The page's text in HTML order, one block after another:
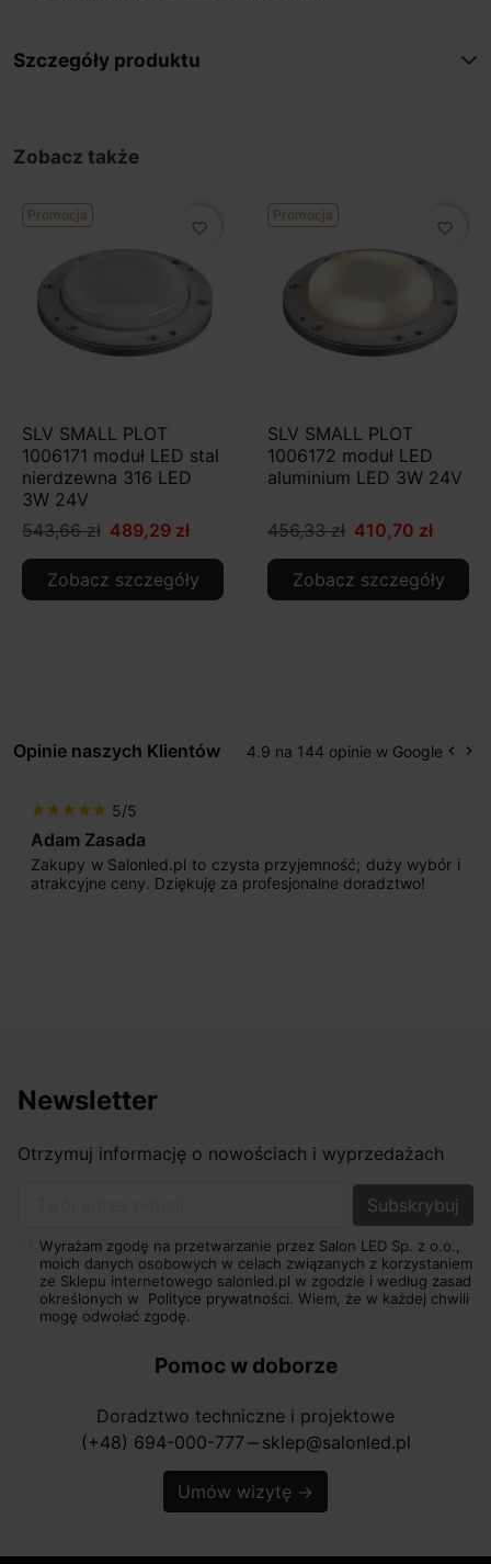
Szczegóły produktu
Zobacz także
Promocja
favorite_border
SLV SMALL PLOT
1006171 moduł LED stal
nierdzewna 316 LED
3W 24V
543,66 zł 489,29 zł
Zobacz szczegóły
Promocja
favorite_border
SLV SMALL PLOT
1006172 moduł LED
aluminium LED 3W 24V
456,33 zł 410,70 zł
Zobacz szczegóły
Opinie naszych Klientów 4.9 na 144 opinie w Google keyboard_arrow_left keyboard_arrow_right
star star star star star 5/5
Adam Zasada
Zakupy w Salonled.pl to czysta przyjemność; duży wybór i
atrakcyjne ceny. Dziękuję za profesjonalne doradztwo!
Newsletter
Otrzymuj informację o nowościach i wyprzedażach
Wyrażam zgodę na przetwarzanie przez Salon LED Sp. z o.o.,
moich danych osobowych w celach związanych z korzystaniem
ze Sklepu internetowego salonled.pl w zgodzie i według zasad
określonych w Polityce prywatności. Wiem, że w każdej chwili
mogę odwołać zgodę.
Pomoc w doborze
Doradztwo techniczne i projektowe
(+48) 694-000-777 horizontal_rule sklep@salonled.pl
Umów wizytę →